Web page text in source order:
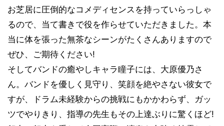
お芝居に圧倒的なコメディセンスを持っていらっしゃ
るので、当て書きで役を作らせていただきました。本
当に体を張った無茶なシーンがたくさんありますので
ぜひ、ご期待ください!
そしてバンドの癒やしキャラ瞳子には、大原優乃さ
ん。バンドを優しく見守り、笑顔を絶やさない彼女で
すが、ドラム未経験からの挑戦にもかかわらず、ガッ
ツでやりきり、指導の先生もその上達ぶりに驚くほど!